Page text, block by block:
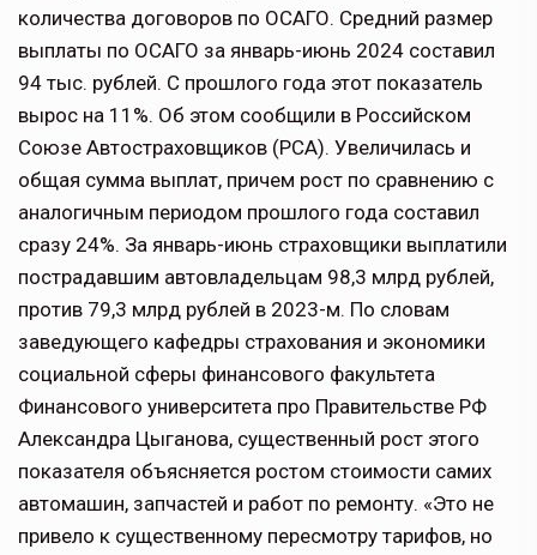
количества договоров по ОСАГО. Средний размер
выплаты по ОСАГО за январь-июнь 2024 составил
94 тыс. рублей. С прошлого года этот показатель
вырос на 11%. Об этом сообщили в Российском
Союзе Автостраховщиков (РСА). Увеличилась и
общая сумма выплат, причем рост по сравнению с
аналогичным периодом прошлого года составил
сразу 24%. За январь-июнь страховщики выплатили
пострадавшим автовладельцам 98,3 млрд рублей,
против 79,3 млрд рублей в 2023-м. По словам
заведующего кафедры страхования и экономики
социальной сферы финансового факультета
Финансового университета про Правительстве РФ
Александра Цыганова, существенный рост этого
показателя объясняется ростом стоимости самих
автомашин, запчастей и работ по ремонту. «Это не
привело к существенному пересмотру тарифов, но